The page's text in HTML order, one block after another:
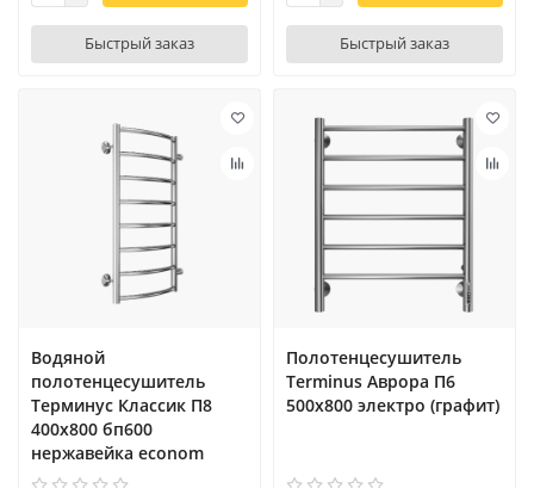
Быстрый заказ Быстрый заказ
Водяной
полотенцесушитель
Терминус Классик П8
400х800 бп600
нержавейка econom
Полотенцесушитель
Terminus Аврора П6
500х800 электро (графит)